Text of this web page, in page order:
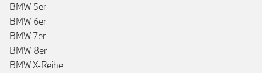
BMW 5er
BMW 6er
BMW 7er
BMW 8er
BMW X-Reihe